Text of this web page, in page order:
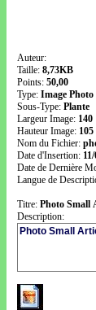
Auteur:
Taille: 8,73KB
Points: 50,00
Type: Image Photo
Sous-Type: Plante
Largeur Image: 140
Hauteur Image: 105
Nom du Fichier:
Date d'Insertion:
Date de Dernière
Langue de
Titre: Photo Small
Description: